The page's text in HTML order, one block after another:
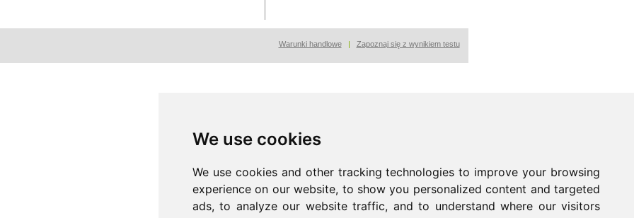
We use cookies
We use cookies and other tracking technologies to improve your browsing
experience on our website, to show you personalized content and targeted
ads, to analyze our website traffic, and to understand where our visitors
Warunki handlowe | Zapoznaj się z wynikiem testu